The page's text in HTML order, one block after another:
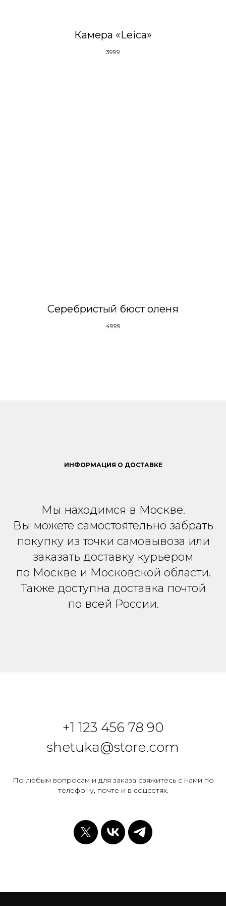
Камера «Leica»
3999
Серебристый бюст оленя
4999
ИНФОРМАЦИЯ О ДОСТАВКЕ
Мы находимся в Москве.
Вы можете самостоятельно забрать
покупку из точки самовывоза или
заказать доставку курьером
по Москве и Московской области.
Также доступна доставка почтой
по всей России.
+1 123 456 78 90
shetuka@store.com
По любым вопросам и для заказа свяжитесь с нами по
телефону, почте и в соцсетях.